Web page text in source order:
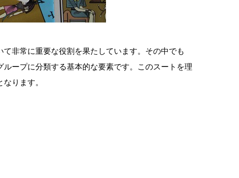
非常に重要な役割を果たしています。その中でも
ープに分類する基本的な要素です。このスートを理
ります。